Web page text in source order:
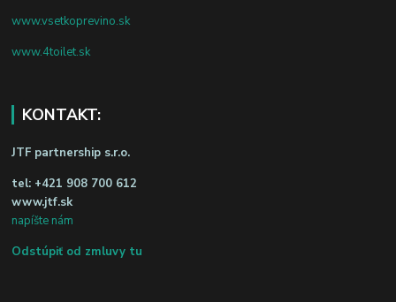
www.vsetkoprevino.sk
www.4toilet.sk
KONTAKT:
JTF partnership s.r.o.
tel: +421 908 700 612
www.jtf.sk
napíšte nám
Odstúpiť od zmluvy tu